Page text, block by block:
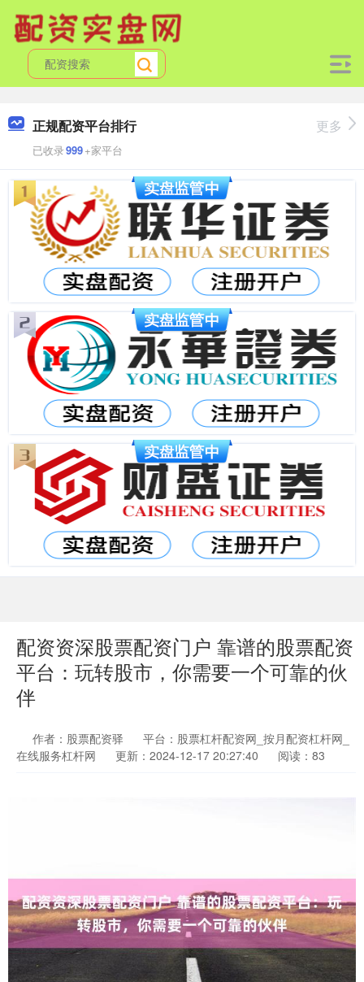
正规配资平台排行
已收录999+家平台
更多
配资资深股票配资门户 靠谱的股票配资
平台：玩转股市，你需要一个可靠的伙
伴
作者：股票配资驿
平台：股票杠杆配资网_按月配资杠杆网_
在线服务杠杆网
更新：2024-12-17 20:27:40 阅读：83